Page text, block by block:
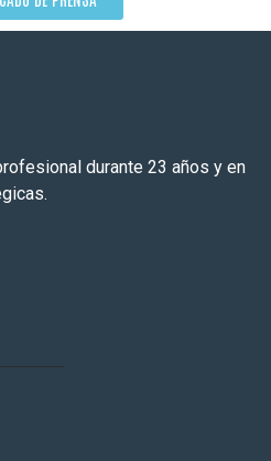
durante 23 años y en